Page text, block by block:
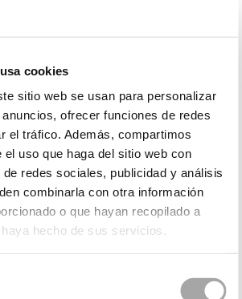
cookies
sitio web se usan para personalizar
ofrecer funciones de redes
el tráfico. Además, compartimos
el uso que haga del sitio web con
redes sociales, publicidad y análisis
combinarla con otra información
o que hayan recopilado a
hecho de sus servicios.